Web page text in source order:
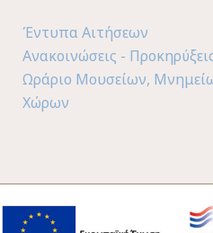
Έντυπα Αιτήσεων
Ανακοινώσεις -
Ωράριο Μουσείων,
Χώρων